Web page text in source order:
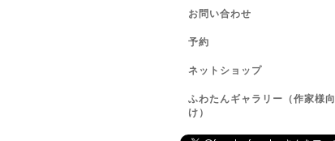
お問い合わせ
予約
ネットショップ
ふわたんギャラリー（作家様向
け）